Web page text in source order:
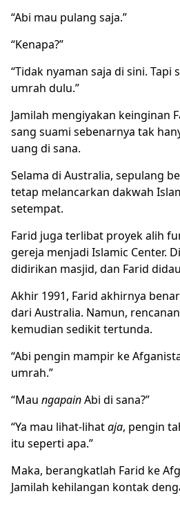
“Abi mau pulang saja.”
“Kenapa?”
“Tidak nyaman saja di sini. Tapi
umrah dulu.”
Jamilah mengiyakan keinginan
sang suami sebenarnya tak
uang di sana.
Selama di Australia, sepulang
tetap melancarkan dakwah
setempat.
Farid juga terlibat proyek alih
gereja menjadi Islamic Center.
didirikan masjid, dan Farid
Akhir 1991, Farid akhirnya
dari Australia. Namun,
kemudian sedikit tertunda.
“Abi pengin mampir ke
umrah.”
“Mau ngapainAbi di sana?”
“Ya mau lihat-lihataja, pengin
itu seperti apa.”
Maka, berangkatlah Farid ke
Jamilah kehilangan kontak